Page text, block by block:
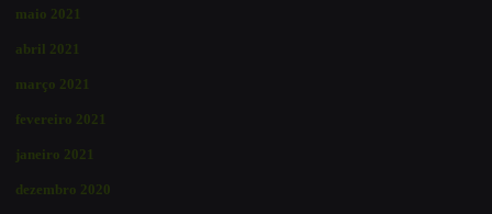
maio 2021
abril 2021
março 2021
fevereiro 2021
janeiro 2021
dezembro 2020